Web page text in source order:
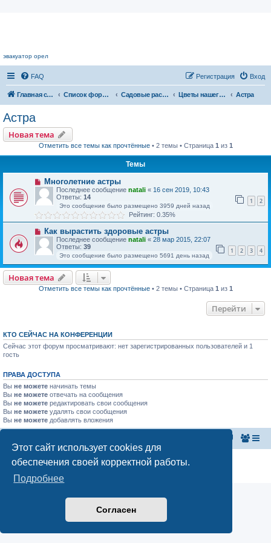
Этот сайт использует cookies для
обеспечения своей корректной работы.
Подробнее
Согласен
эвакуатор орел
FAQ Вход
Регистрация
Главная страница Список форумов Садовые растения Цветы нашего сада Астра
Астра
Новая тема
Отметить все темы как прочтённые• 2 темы • Страница 1 из 1
Темы
Многолетние астры
Последнее сообщение natali « 16 сен 2019, 10:43
Ответы: 14 1 2
Это сообщение было размещено 3959 дней назад
Рейтинг: 0.35%
Как вырастить здоровые астры
Последнее сообщение natali « 28 мар 2015, 22:07
Ответы: 39 1 2 3 4
Это сообщение было размещено 5691 день назад
Новая тема
Отметить все темы как прочтённые• 2 темы • Страница 1 из 1
Перейти
КТО СЕЙЧАС НА КОНФЕРЕНЦИИ
Сейчас этот форум просматривают: нет зарегистрированных пользователей и 1
гость
ПРАВА ДОСТУПА
Вы не можете начинать темы
Вы не можете отвечать на сообщения
Вы не можете редактировать свои сообщения
Вы не можете удалять свои сообщения
Вы не можете добавлять вложения
Конфиденциальность |Правила